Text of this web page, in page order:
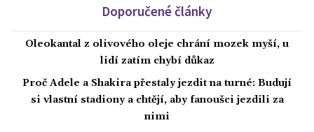
Doporučené články
Oleokantal z olivového oleje chrání mozek myší, u
lidí zatím chybí důkaz
Proč Adele a Shakira přestaly jezdit na turné: Budují
si vlastní stadiony a chtějí, aby fanoušci jezdili za
nimi